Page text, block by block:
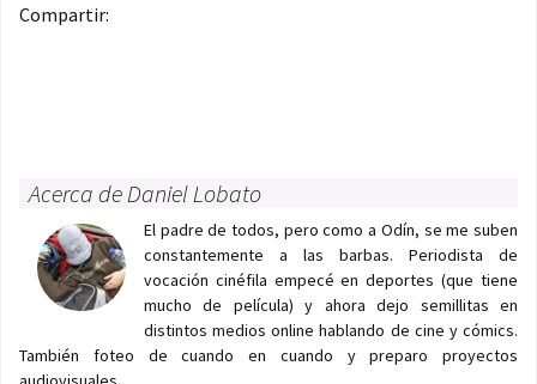
Compartir:
Acerca de Daniel Lobato
El padre de todos, pero como a Odín, se me suben
constantemente a las barbas. Periodista de
vocación cinéfila empecé en deportes (que tiene
mucho de película) y ahora dejo semillitas en
distintos medios online hablando de cine y cómics.
También foteo de cuando en cuando y preparo proyectos